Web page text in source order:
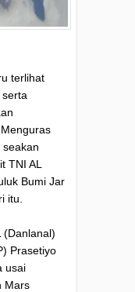
terlihat
seakan
TNI AL
Bumi Jar
itu.
(Danlanal)
Prasetiyo
usai
Mars